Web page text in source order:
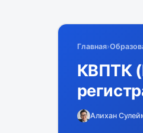
Главная›
КВПТК
Алихан